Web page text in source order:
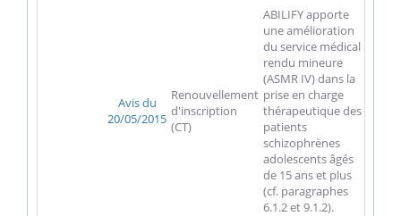
Avis du
20/05/2015
Renouvellement
d'inscription
(CT)
ABILIFY apporte
une amélioration
du service médical
rendu mineure
(ASMR IV) dans la
prise en charge
thérapeutique des
patients
schizophrènes
adolescents âgés
de 15 ans et plus
(cf. paragraphes
6.1.2 et 9.1.2).